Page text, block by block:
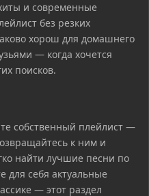
и современные
без резких
хорош для домашнего
— когда хочется
поисков.
собственный плейлист —
к ним и
найти лучшие песни по
для себя актуальные
— этот раздел